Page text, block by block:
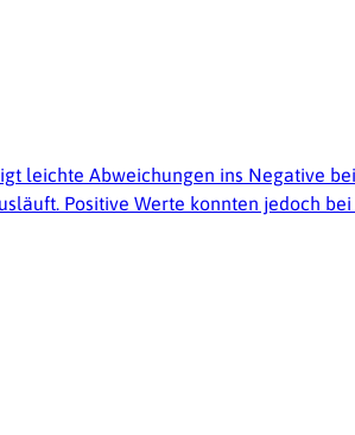
leichte Abweichungen ins Negative
Positive Werte konnten jedoch bei